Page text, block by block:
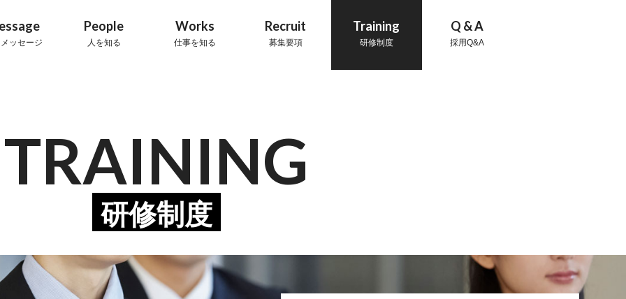
ッセージ
People
人を知る
Works
仕事を知る
Recruit
募集要項
Training
研修制度
Q & A
採用Q&A
TRAINING
研修制度